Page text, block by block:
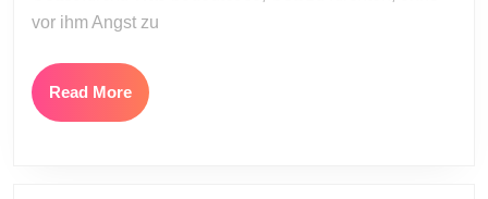
vor ihm Angst zu
Read MoreRead
More